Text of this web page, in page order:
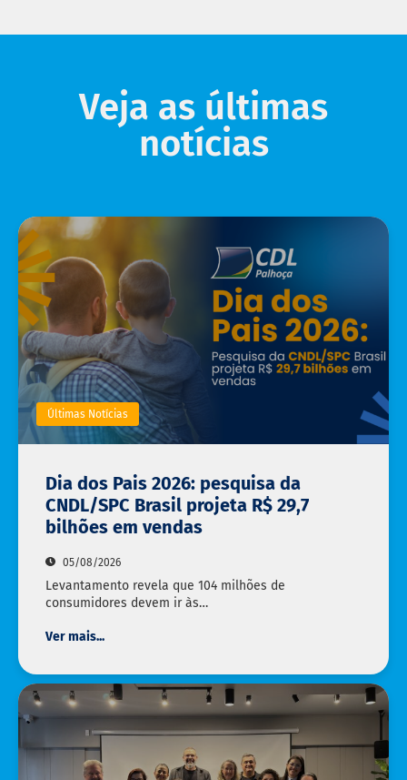
Veja as últimas
notícias
Últimas Notícias
Dia dos Pais 2026: pesquisa da
CNDL/SPC Brasil projeta R$ 29,7
bilhões em vendas
05/08/2026
Levantamento revela que 104 milhões de
consumidores devem ir às…
Ver mais...